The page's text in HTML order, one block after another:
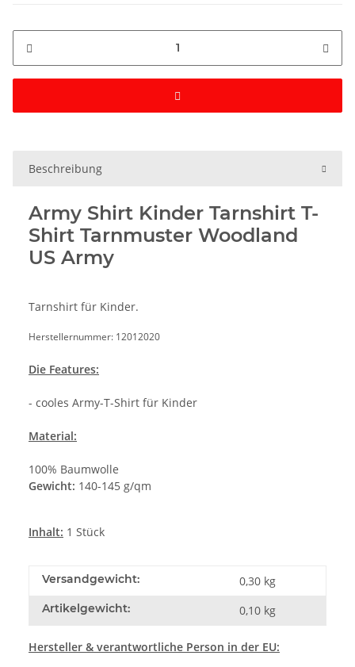
Beschreibung
Army Shirt Kinder Tarnshirt T-
Shirt Tarnmuster Woodland
US Army
Tarnshirt für Kinder.
Herstellernummer: 12012020
Die Features:
- cooles Army-T-Shirt für Kinder
Material:
100% Baumwolle
Gewicht: 140-145 g/qm
Inhalt: 1 Stück
Versandgewicht: 0,30 kg
Artikelgewicht: 0,10 kg
Hersteller & verantwortliche Person in der EU: